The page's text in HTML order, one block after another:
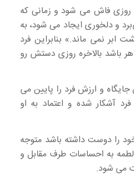
روزی فاش می شود و زمانی که
و دلخوری ایجاد می شود، به
نمی ماند.» بنابراین فرد
باشد بالاخره روزی دستش رو
و ارزش فرد را پایین می
آشکار شده و اعتماد به او
را دوست داشته باشد متوجه
به احساسات طرف مقابل و
می شود.